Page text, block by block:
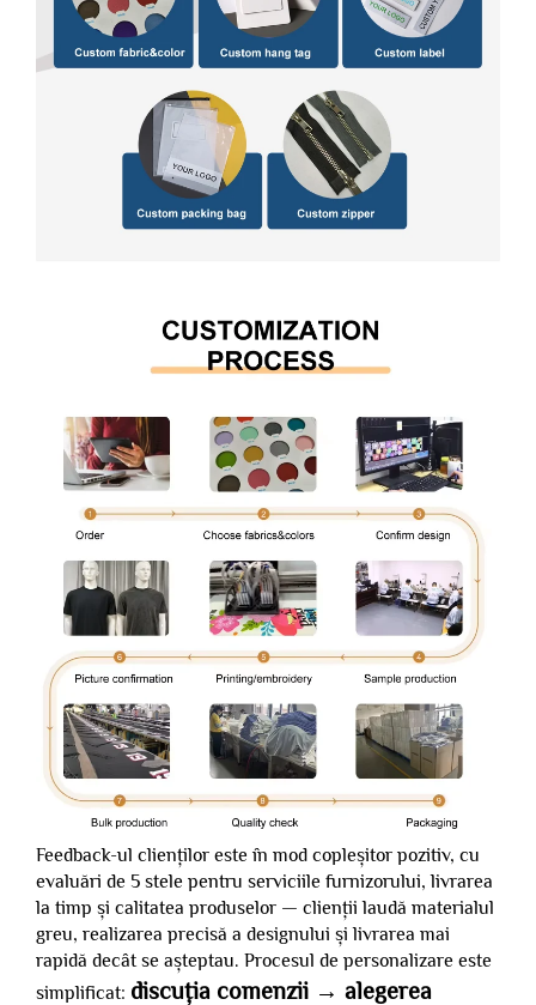
Feedback-ul clienților este în mod copleșitor pozitiv, cu
evaluări de 5 stele pentru serviciile furnizorului, livrarea
la timp și calitatea produselor — clienții laudă materialul
greu, realizarea precisă a designului și livrarea mai
rapidă decât se așteptau. Procesul de personalizare este
simplificat: discuția comenzii → alegerea